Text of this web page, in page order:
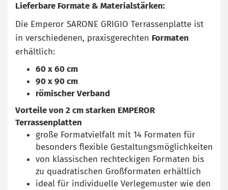
Lieferbare Formate & Materialstärken:
Die Emperor SARONE GRIGIO Terrassenplatte ist
in verschiedenen, praxisgerechten Formaten
erhältlich:
60 x 60 cm
90 x 90 cm
römischer Verband
Vorteile von 2 cm starken EMPEROR
Terrassenplatten
große Formatvielfalt mit 14 Formaten für
besonders flexible Gestaltungsmöglichkeiten
von klassischen rechteckigen Formaten bis
zu quadratischen Großformaten erhältlich
ideal für individuelle Verlegemuster wie den